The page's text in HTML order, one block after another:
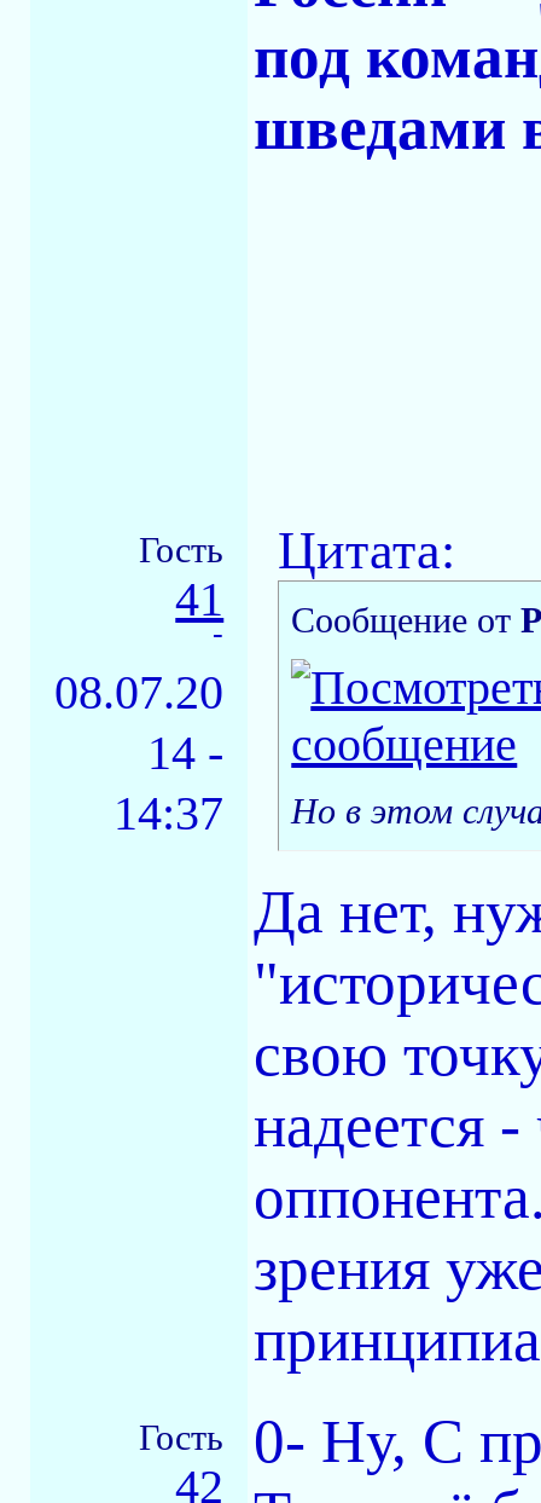
под
шведами
Гость
41
-
08.07.20
14 -
14:37
Цитата:
Сообщение от
Но в этом
Да нет,
свою
надеется
зрения
Гость
42
0- Ну, С